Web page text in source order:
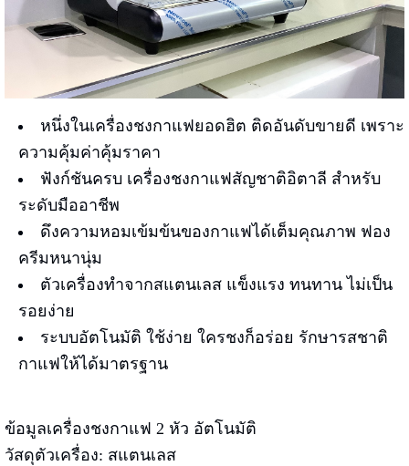
หนึ่งในเครื่องชงกาแฟยอดฮิต ติดอันดับขายดี เพราะ
ความคุ้มค่าคุ้มราคา
ฟังก์ชันครบ เครื่องชงกาแฟสัญชาติอิตาลี สำหรับ
ระดับมืออาชีพ
ดึงความหอมเข้มข้นของกาแฟได้เต็มคุณภาพ ฟอง
ครีมหนานุ่ม
ตัวเครื่องทำจากสแตนเลส แข็งแรง ทนทาน ไม่เป็น
รอยง่าย
ระบบอัตโนมัติ ใช้ง่าย ใครชงก็อร่อย รักษารสชาติ
กาแฟให้ได้มาตรฐาน
ข้อมูลเครื่องชงกาแฟ 2 หัว อัตโนมัติ
วัสดุตัวเครื่อง: สแตนเลส